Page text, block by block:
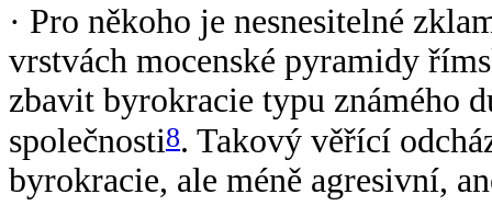
· Pro někoho je nesnesitelné
vrstvách mocenské pyramidy
zbavit byrokracie typu známého
společnosti8. Takový věřící
byrokracie, ale méně agresivní,